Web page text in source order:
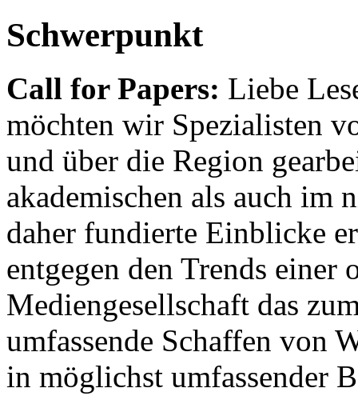
Schwerpunkt
Call for Papers: Liebe
möchten wir Spezialisten
und über die Region
akademischen als auch im
daher fundierte Einblicke
entgegen den Trends einer
Mediengesellschaft das
umfassende Schaffen von
in möglichst umfassender